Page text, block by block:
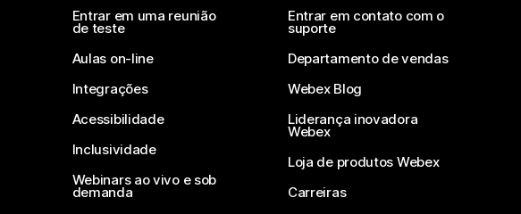
Entrar em uma reunião
de teste
Aulas on-line
Integrações
Acessibilidade
Inclusividade
Webinars ao vivo e sob
demanda
Entrar em contato com o
suporte
Departamento de vendas
Webex Blog
Liderança inovadora
Webex
Loja de produtos Webex
Carreiras